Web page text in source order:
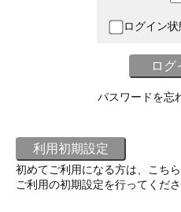
ログイン
パスワードを忘
初めてご利用になる方は、こちら
ご利用の初期設定を行ってくださ